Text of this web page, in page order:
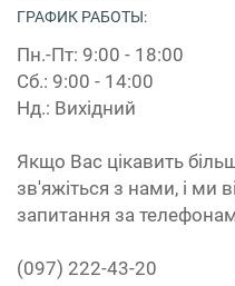
ГРАФИК РАБОТЫ:
Пн.-Пт: 9:00 - 18:00
Сб.: 9:00 - 14:00
Нд.: Вихідний
Якщо Вас цікавить
зв'яжіться з нами, і ми
запитання за
(097) 222-43-20